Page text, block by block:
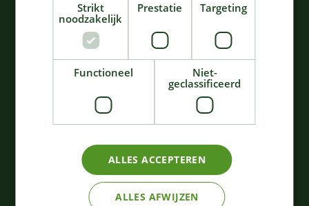
hout set/5 31x12,8
h0,9 cm
71,
ovaal pure l38 x b26 x
h2,5 cm blauw g…
71
Strikt
noodzakelijk
Prestatie Targeting
Functioneel
Niet-
geclassificeerd
ALLES ACCEPTEREN
ALLES AFWIJZEN